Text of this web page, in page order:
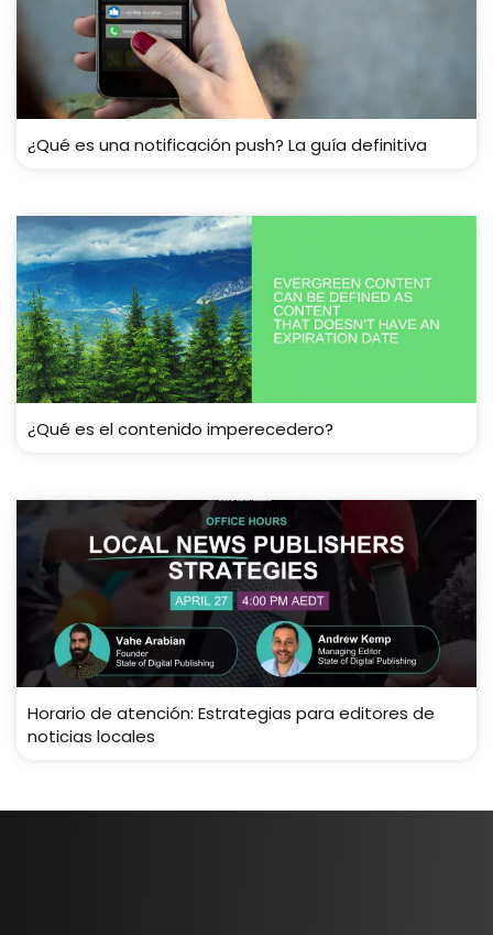
¿Qué es una notificación push? La guía definitiva
¿Qué es el contenido imperecedero?
Horario de atención: Estrategias para editores de
noticias locales